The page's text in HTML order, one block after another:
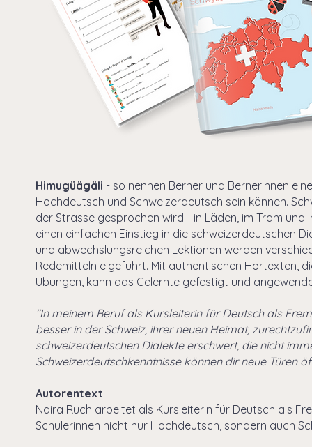
Himugüägäli - so nennen Berner und Bernerinnen
Hochdeutsch und Schweizerdeutsch sein können.
der Strasse gesprochen wird - in Läden, im Tram
einen einfachen Einstieg in die schweizerdeutschen
und abwechslungsreichen Lektionen werden
Redemitteln eigeführt. Mit authentischen Hörtexten,
Übungen, kann das Gelernte gefestigt und
"In meinem Beruf als Kursleiterin für Deutsch als
besser in der Schweiz, ihrer neuen Heimat,
schweizerdeutschen Dialekte erschwert, die nicht
Schweizerdeutschkenntnisse können dir neue Türen
Autorentext
Naira Ruch arbeitet als Kursleiterin für Deutsch als
Schülerinnen nicht nur Hochdeutsch, sondern auch